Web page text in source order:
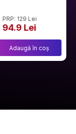
PRP: 129 Lei
94.9 Lei
Adaugă în coș